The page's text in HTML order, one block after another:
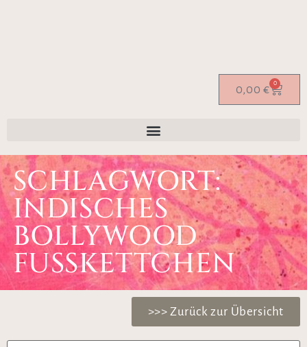
0,00 € 0
SCHLAGWORT:
INDISCHES
BOLLYWOOD
FUSSKETTCHEN
>>> Zurück zur Übersicht